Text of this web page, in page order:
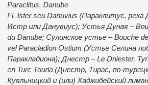
Paraclitus, Danube
Fl. Ister seu Danuvius (Параклитус, река
Истр или Данувиус); Устья Дуная –
du Danube; Сулинское устье – Bouche
vel Paracladion Ostium (Устье Селина
Паракладиона); Днестр – Le Dniester,
en Turc Tourla (Днестр, Тирас, по-
Куяльницкий и (или) Хаджибейский